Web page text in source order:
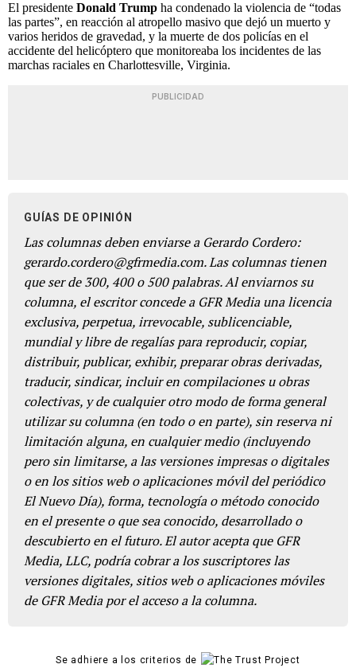
El presidente Donald Trump ha condenado la violencia de “todas
las partes”, en reacción al atropello masivo que dejó un muerto y
varios heridos de gravedad, y la muerte de dos policías en el
accidente del helicóptero que monitoreaba los incidentes de las
marchas raciales en Charlottesville, Virginia.
PUBLICIDAD
GUÍAS DE OPINIÓN
Las columnas deben enviarse a Gerardo Cordero:
gerardo.cordero@gfrmedia.com. Las columnas tienen
que ser de 300, 400 o 500 palabras. Al enviarnos su
columna, el escritor concede a GFR Media una licencia
exclusiva, perpetua, irrevocable, sublicenciable,
mundial y libre de regalías para reproducir, copiar,
distribuir, publicar, exhibir, preparar obras derivadas,
traducir, sindicar, incluir en compilaciones u obras
colectivas, y de cualquier otro modo de forma general
utilizar su columna (en todo o en parte), sin reserva ni
limitación alguna, en cualquier medio (incluyendo
pero sin limitarse, a las versiones impresas o digitales
o en los sitios web o aplicaciones móvil del periódico
El Nuevo Día), forma, tecnología o método conocido
en el presente o que sea conocido, desarrollado o
descubierto en el futuro. El autor acepta que GFR
Media, LLC, podría cobrar a los suscriptores las
versiones digitales, sitios web o aplicaciones móviles
de GFR Media por el acceso a la columna.
Se adhiere a los criterios de